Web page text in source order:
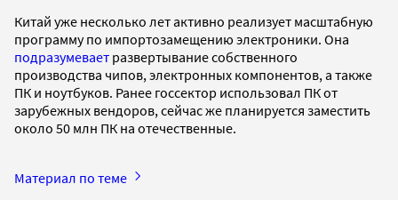
Китай уже несколько лет активно реализует масштабную
программу по импортозамещению электроники. Она
подразумевает развертывание собственного
производства чипов, электронных компонентов, а также
ПК и ноутбуков. Ранее госсектор использовал ПК от
зарубежных вендоров, сейчас же планируется заместить
около 50 млн ПК на отечественные.
Материал по теме